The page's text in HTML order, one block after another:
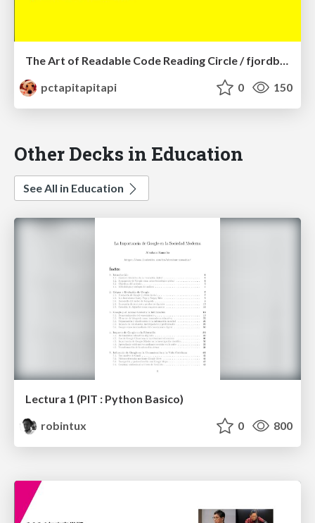
The Art of Readable Code Reading Circle / fjordbootcamp
pctapitapitapi
0 150
Other Decks in Education
See All in Education
Lectura 1 (PIT : Python Basico)
robintux
0 800